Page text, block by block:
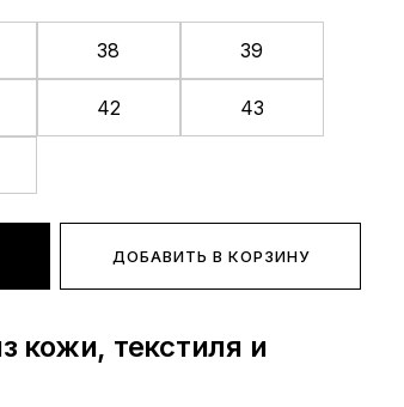
38 39
42 43
ДОБАВИТЬ В КОРЗИНУ
кожи, текстиля и